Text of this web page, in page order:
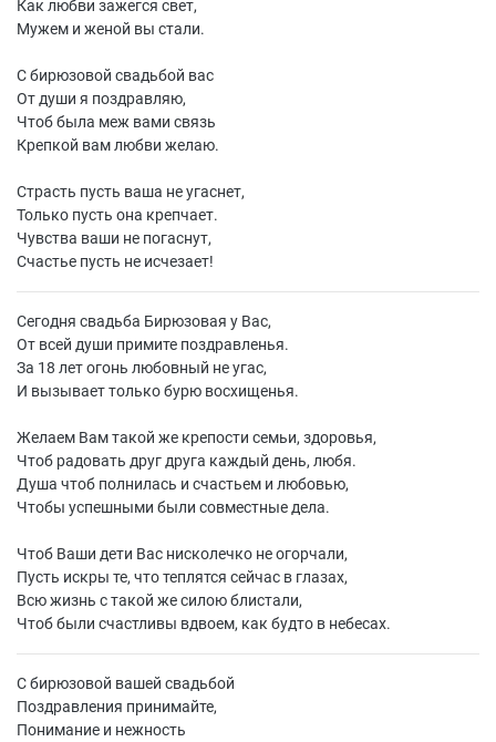
Как любви зажегся свет,
Мужем и женой вы стали.
С бирюзовой свадьбой вас
От души я поздравляю,
Чтоб была меж вами связь
Крепкой вам любви желаю.
Страсть пусть ваша не угаснет,
Только пусть она крепчает.
Чувства ваши не погаснут,
Счастье пусть не исчезает!
Сегодня свадьба Бирюзовая у Вас,
От всей души примите поздравленья.
За 18 лет огонь любовный не угас,
И вызывает только бурю восхищенья.
Желаем Вам такой же крепости семьи, здоровья,
Чтоб радовать друг друга каждый день, любя.
Душа чтоб полнилась и счастьем и любовью,
Чтобы успешными были совместные дела.
Чтоб Ваши дети Вас нисколечко не огорчали,
Пусть искры те, что теплятся сейчас в глазах,
Всю жизнь с такой же силою блистали,
Чтоб были счастливы вдвоем, как будто в небесах.
С бирюзовой вашей свадьбой
Поздравления принимайте,
Понимание и нежность